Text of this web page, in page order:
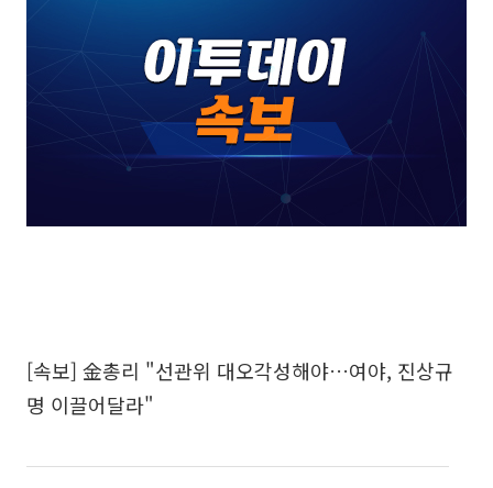
[속보] 金총리 "선관위 대오각성해야…여야, 진상규
명 이끌어달라"